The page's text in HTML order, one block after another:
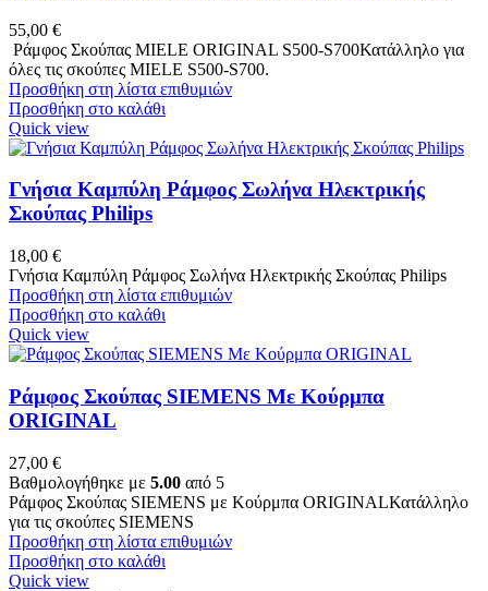
55,00 €
Ράμφος Σκούπας MIELE ORIGINAL S500-S700Κατάλληλο για
όλες τις σκούπες MIELE S500-S700.
Προσθήκη στη λίστα επιθυμιών
Προσθήκη στο καλάθι
Quick view
Γνήσια Καμπύλη Ράμφος Σωλήνα Ηλεκτρικής
Σκούπας Philips
18,00 €
Γνήσια Καμπύλη Ράμφος Σωλήνα Ηλεκτρικής Σκούπας Philips
Προσθήκη στη λίστα επιθυμιών
Προσθήκη στο καλάθι
Quick view
Ράμφος Σκούπας SIEMENS Με Κούρμπα
ORIGINAL
27,00 €
Βαθμολογήθηκε με 5.00 από 5
Ράμφος Σκούπας SIEMENS με Κούρμπα ORIGINALΚατάλληλο
για τις σκούπες SIEMENS
Προσθήκη στη λίστα επιθυμιών
Προσθήκη στο καλάθι
Quick view